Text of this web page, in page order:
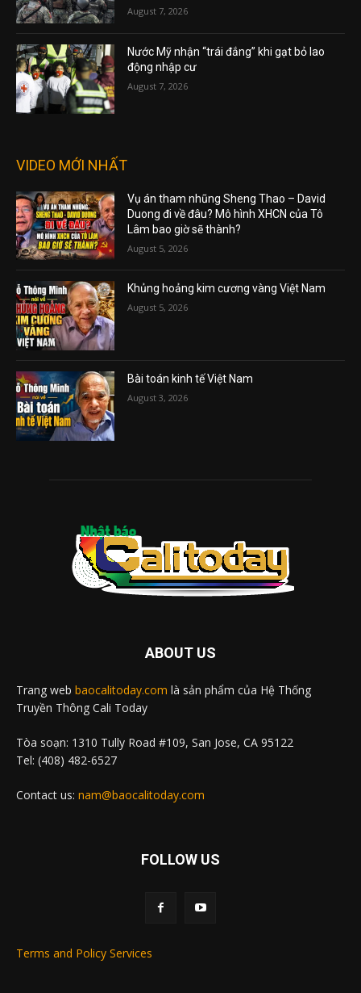
August 7, 2026
Nước Mỹ nhận “trái đắng” khi gạt bỏ lao
động nhập cư
August 7, 2026
VIDEO MỚI NHẤT
Vụ án tham nhũng Sheng Thao – David
Duong đi về đâu? Mô hình XHCN của Tô
Lâm bao giờ sẽ thành?
August 5, 2026
Khủng hoảng kim cương vàng Việt Nam
August 5, 2026
Bài toán kinh tế Việt Nam
August 3, 2026
ABOUT US
Trang web baocalitoday.com là sản phẩm của Hệ Thống
Truyền Thông Cali Today
Tòa soạn: 1310 Tully Road #109, San Jose, CA 95122
Tel: (408) 482-6527
Contact us: nam@baocalitoday.com
FOLLOW US
Terms and Policy Services